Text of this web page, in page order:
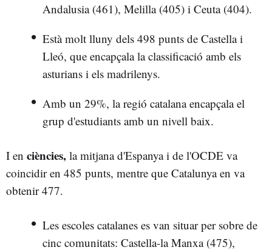
Andalusia (461), Melilla (405) i Ceuta (404).
Està molt lluny dels 498 punts de Castella i
Lleó, que encapçala la classificació amb els
asturians i els madrilenys.
Amb un 29%, la regió catalana encapçala el
grup d'estudiants amb un nivell baix.
I en ciències, la mitjana d'Espanya i de l'OCDE va
coincidir en 485 punts, mentre que Catalunya en va
obtenir 477.
Les escoles catalanes es van situar per sobre de
cinc comunitats: Castella-la Manxa (475),